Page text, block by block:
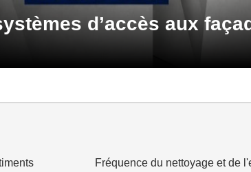
d’accès aux
Fréquence du nettoyage et de